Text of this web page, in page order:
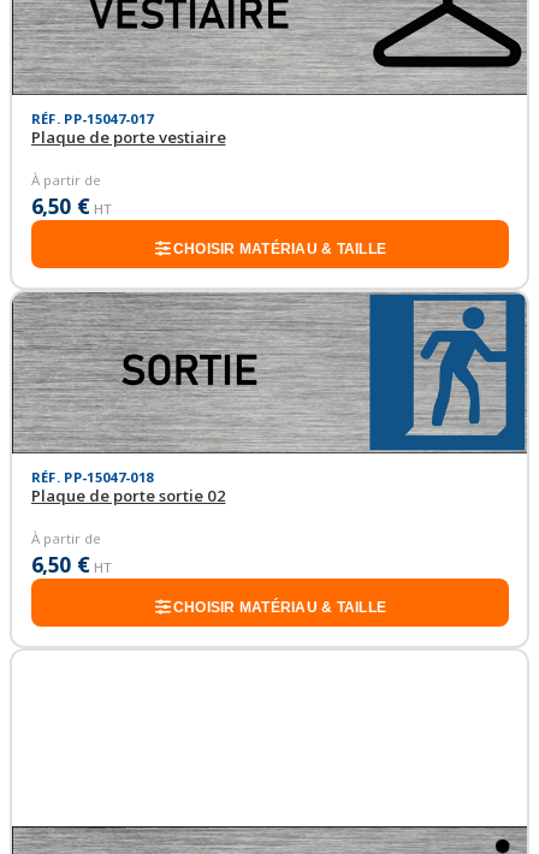
RÉF. PP-15047-017
Plaque de porte vestiaire
À partir de
6,50 € HT
CHOISIR MATÉRIAU & TAILLE
RÉF. PP-15047-018
Plaque de porte sortie 02
À partir de
6,50 € HT
CHOISIR MATÉRIAU & TAILLE